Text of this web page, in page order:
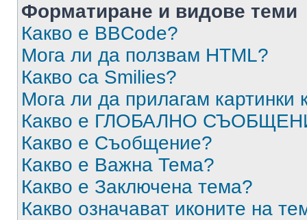
Форматиране и видове теми
Какво е BBCode?
Мога ли да ползвам HTML?
Какво са Smilies?
Мога ли да прилагам
Какво е ГЛОБАЛНО
Какво е Съобщение?
Какво е Важна Тема?
Какво е Заключена тема?
Какво означават иконите на